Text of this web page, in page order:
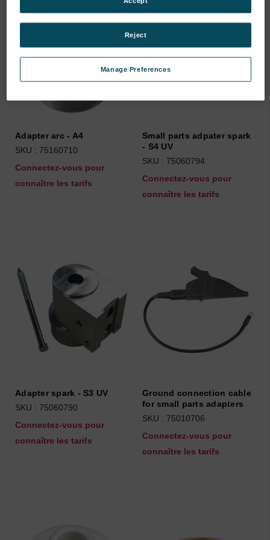
Adapter arc - A4
SKU : 75160710
Connectez-vous pour
connaître les tarifs
Small parts adpater spark
- S4 UV
SKU : 75060794
Connectez-vous pour
connaître les tarifs
Adapter spark - S3 UV
SKU : 75060790
Connectez-vous pour
connaître les tarifs
Ground connection cable
for small parts adapters
SKU : 75010706
Connectez-vous pour
connaître les tarifs
Manage Preferences
Reject